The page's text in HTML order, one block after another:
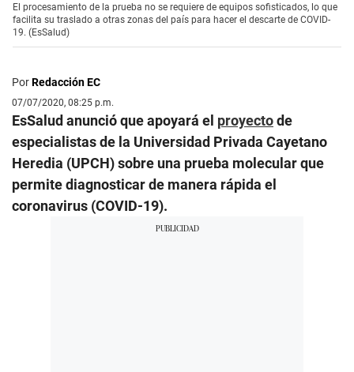
El procesamiento de la prueba no se requiere de equipos sofisticados, lo que
facilita su traslado a otras zonas del país para hacer el descarte de COVID-
19. (EsSalud)
PorRedacción EC
07/07/2020, 08:25 p.m.
EsSalud anunció que apoyará el proyectode
especialistas de la Universidad Privada Cayetano
Heredia (UPCH) sobre una prueba molecular que
permite diagnosticar de manera rápida el
coronavirus (COVID-19).